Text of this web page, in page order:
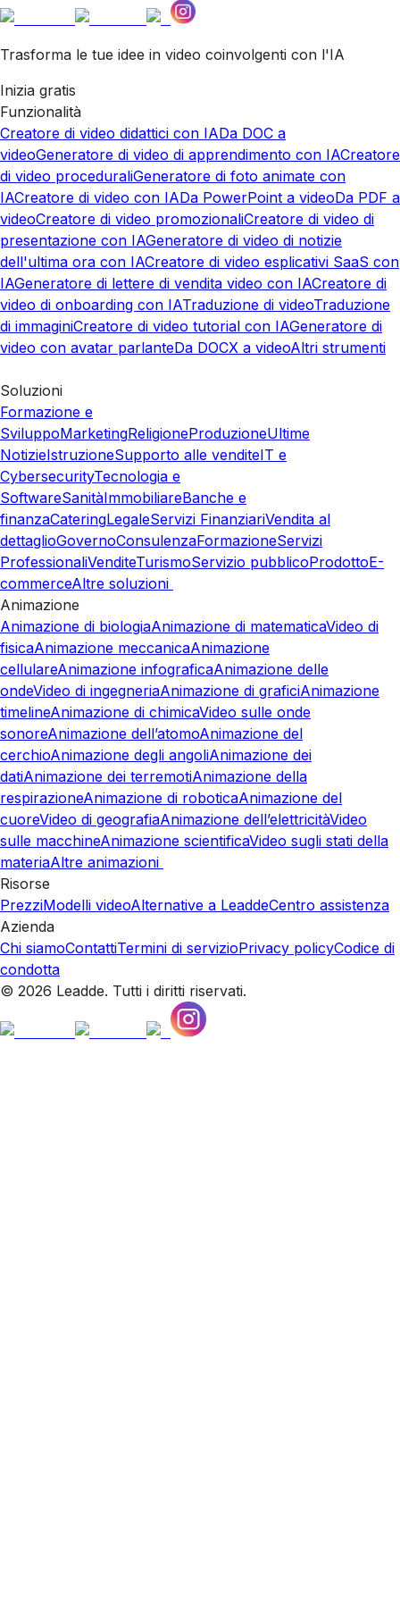
Trasforma le tue idee in video coinvolgenti con l'IA
Inizia gratis
Funzionalità
Creatore di video didattici con IADa DOC a
videoGeneratore di video di apprendimento con IACreatore
di video proceduraliGeneratore di foto animate con
IACreatore di video con IADa PowerPoint a videoDa PDF a
videoCreatore di video promozionaliCreatore di video di
presentazione con IAGeneratore di video di notizie
dell'ultima ora con IACreatore di video esplicativi SaaS con
IAGeneratore di lettere di vendita video con IACreatore di
video di onboarding con IATraduzione di videoTraduzione
di immaginiCreatore di video tutorial con IAGeneratore di
video con avatar parlanteDa DOCX a videoAltri strumenti
Soluzioni
Formazione e
SviluppoMarketingReligioneProduzioneUltime
NotizieIstruzioneSupporto alle venditeIT e
CybersecurityTecnologia e
SoftwareSanitàImmobiliareBanche e
finanzaCateringLegaleServizi FinanziariVendita al
dettaglioGovernoConsulenzaFormazioneServizi
ProfessionaliVenditeTurismoServizio pubblicoProdottoE-
commerceAltre soluzioni
Animazione
Animazione di biologiaAnimazione di matematicaVideo di
fisicaAnimazione meccanicaAnimazione
cellulareAnimazione infograficaAnimazione delle
ondeVideo di ingegneriaAnimazione di graficiAnimazione
timelineAnimazione di chimicaVideo sulle onde
sonoreAnimazione dell’atomoAnimazione del
cerchioAnimazione degli angoliAnimazione dei
datiAnimazione dei terremotiAnimazione della
respirazioneAnimazione di roboticaAnimazione del
cuoreVideo di geografiaAnimazione dell’elettricitàVideo
sulle macchineAnimazione scientificaVideo sugli stati della
materiaAltre animazioni
Risorse
PrezziModelli videoAlternative a LeaddeCentro assistenza
Azienda
Chi siamoContattiTermini di servizioPrivacy policyCodice di
condotta
© 2026 Leadde. Tutti i diritti riservati.